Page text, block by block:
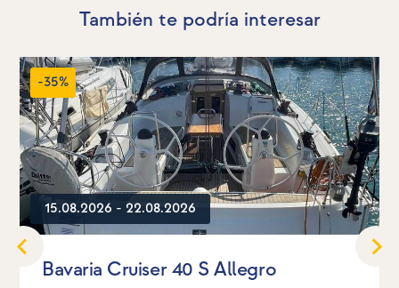
También te podría interesar
-35%
15.08.2026 - 22.08.2026
Bavaria Cruiser 40 S Allegro